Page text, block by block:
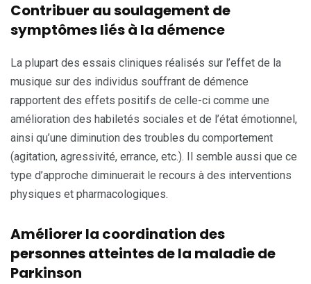
Contribuer au soulagement de
symptômes liés à la démence
La plupart des essais cliniques réalisés sur l’effet de la
musique sur des individus souffrant de démence
rapportent des effets positifs de celle-ci comme une
amélioration des habiletés sociales et de l’état émotionnel,
ainsi qu’une diminution des troubles du comportement
(agitation, agressivité, errance, etc.). Il semble aussi que ce
type d’approche diminuerait le recours à des interventions
physiques et pharmacologiques.
Améliorer la coordination des
personnes atteintes de la maladie de
Parkinson